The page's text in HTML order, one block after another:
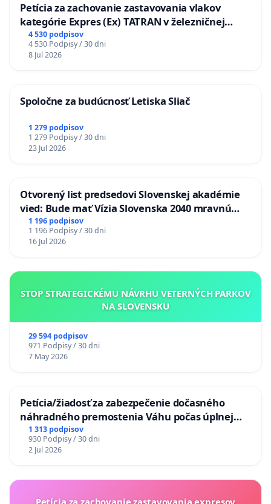
Petícia za zachovanie zastavovania vlakov
kategórie Expres (Ex) TATRAN v železničnej
stanici Púchov
4 530 podpisov
4 530 Podpisy / 30 dni
8 Jul 2026
Spoločne za budúcnosť Letiska Sliač
1 279 podpisov
1 279 Podpisy / 30 dni
23 Jul 2026
Otvorený list predsedovi Slovenskej akadémie
vied: Bude mať Vízia Slovenska 2040 mravnú
chrbticu?
1 196 podpisov
1 196 Podpisy / 30 dni
16 Jul 2026
STOP STRATEGICKÉMU NÁVRHU VETERNÝCH PARKOV
NA SLOVENSKU
29 594 podpisov
971 Podpisy / 30 dni
7 May 2026
Petícia/žiadosť za zabezpečenie dočasného
náhradného premostenia Váhu počas úplnej
uzávery Vážskeho mosta v Komárne
1 313 podpisov
930 Podpisy / 30 dni
2 Jul 2026
Petícia za zachovanie zastavovania expresov